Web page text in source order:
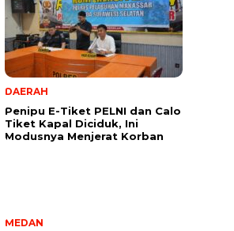
DAERAH
Penipu E-Tiket PELNI dan Calo
Tiket Kapal Diciduk, Ini
Modusnya Menjerat Korban
MEDAN